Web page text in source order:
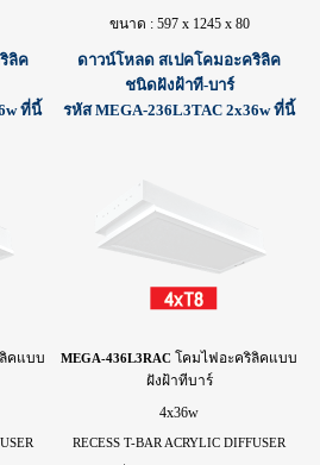
ลิค
ที่นี้
ขนาด : 597 x 1245 x 80
ดาวน์โหลด สเปคโคมอะคริลิค
ชนิดฝังฝ้าที-บาร์
รหัส MEGA-236L3TAC 2x36w ที่นี้
คแบบ
MEGA-436L3RAC โคมไฟ อะคริลิคแบบ
ฝังฝ้าทีบาร์
4x36w
RECESS T-BAR ACRYLIC DIFFUSER